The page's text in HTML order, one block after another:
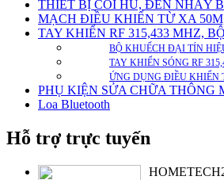
THIẾT BỊ CÒI HÚ, ĐÈN NHÁY
MẠCH ĐIỀU KHIỂN TỪ XA
TAY KHIỂN RF 315,433 MHZ,
BỘ KHUẾCH ĐẠI TÍN
TAY KHIỂN SÓNG RF
ỨNG DỤNG ĐIỀU KHIỂN
PHỤ KIỆN SỬA CHỮA THÔNG
Loa Bluetooth
Hỗ trợ trực tuyến